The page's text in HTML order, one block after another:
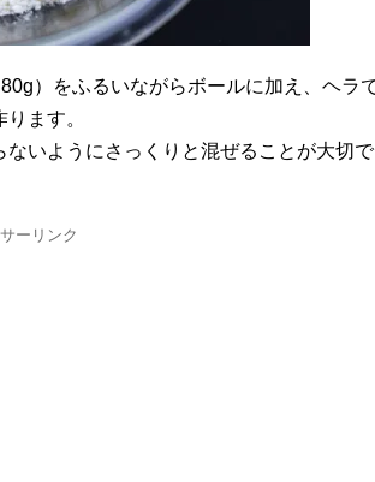
ます。
いようにさっくりと混ぜることが大切で
ーリンク